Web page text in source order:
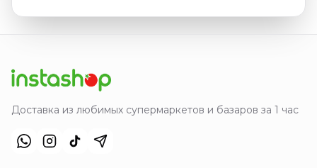
Доставка из любимых супермаркетов и базаров за 1 час